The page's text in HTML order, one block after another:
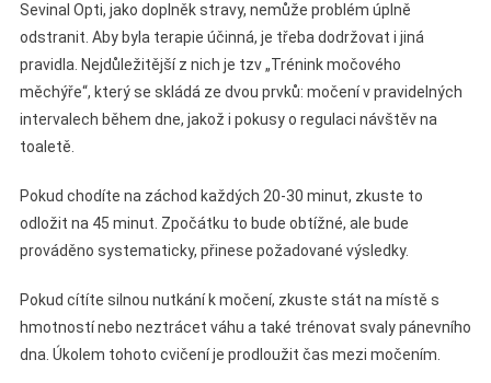
Sevinal Opti, jako doplněk stravy, nemůže problém úplně
odstranit. Aby byla terapie účinná, je třeba dodržovat i jiná
pravidla. Nejdůležitější z nich je tzv „Trénink močového
měchýře“, který se skládá ze dvou prvků: močení v pravidelných
intervalech během dne, jakož i pokusy o regulaci návštěv na
toaletě.
Pokud chodíte na záchod každých 20-30 minut, zkuste to
odložit na 45 minut. Zpočátku to bude obtížné, ale bude
prováděno systematicky, přinese požadované výsledky.
Pokud cítíte silnou nutkání k močení, zkuste stát na místě s
hmotností nebo neztrácet váhu a také trénovat svaly pánevního
dna. Úkolem tohoto cvičení je prodloužit čas mezi močením.